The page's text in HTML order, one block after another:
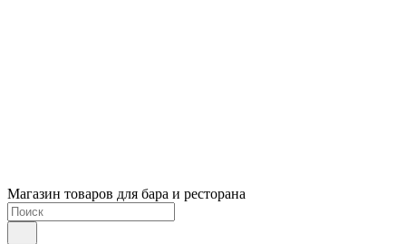
Магазин товаров для бара и ресторана